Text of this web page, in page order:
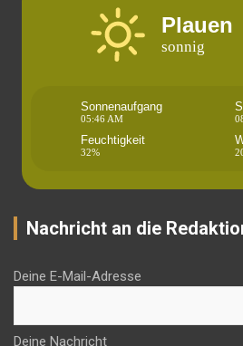
Plauen
sonnig
Sonnenaufgang
05:46 AM
Feuchtigkeit
32%
Nachricht an die
Deine E-Mail-Adresse
Deine Nachricht